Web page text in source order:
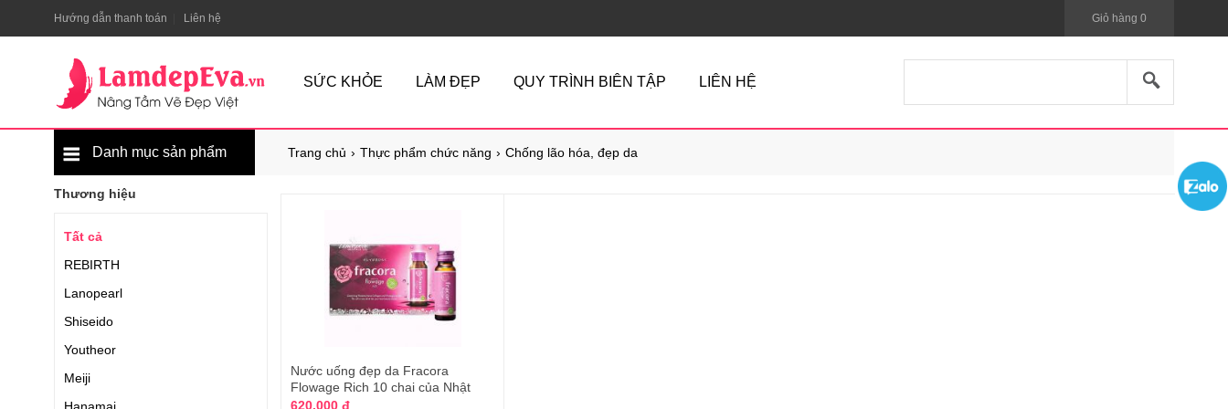
Hướng dẫn thanh toán Liên hệ Giỏ hàng 0
SỨC KHỎE LÀM ĐẸP QUY TRÌNH BIÊN TẬP LIÊN HỆ
Trang chủ Thực phẩm chức năng Chống lão hóa, đẹp da
Danh mục sản phẩm
Thương hiệu
Tất cả
REBIRTH
Lanopearl
Shiseido
Youtheor
Meiji
Nước uống đẹp da Fracora
Flowage Rich 10 chai của Nhật
Bản
620.000 đ